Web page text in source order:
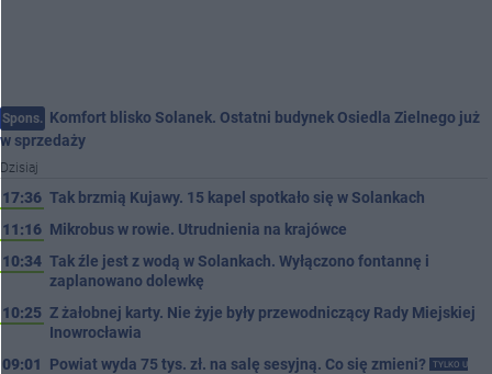
Spons. Komfort blisko Solanek. Ostatni budynek Osiedla Zielnego już
w sprzedaży
Dzisiaj
17:36 Tak brzmią Kujawy. 15 kapel spotkało się w Solankach
11:16 Mikrobus w rowie. Utrudnienia na krajówce
10:34 Tak źle jest z wodą w Solankach. Wyłączono fontannę i
zaplanowano dolewkę
10:25 Z żałobnej karty. Nie żyje były przewodniczący Rady Miejskiej
Inowrocławia
09:01
Powiat wyda 75 tys. zł. na salę sesyjną. Co się zmieni?
TYLKO U